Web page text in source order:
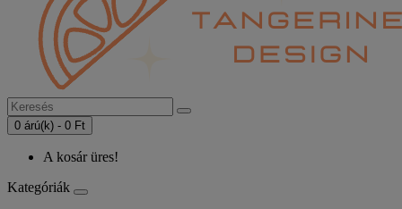
0 árú(k) - 0 Ft
A kosár üres!
Kategóriák